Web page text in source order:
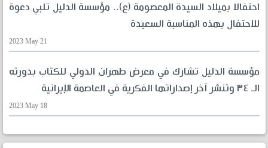
احتفالا بميلاد السيدة المعصومة (ع).. مؤسسة الدليل تلبي دعوة
للاحتفال بهذه المناسبة السعيدة
2023 May 21
مؤسسة الدليل تشارك في معرض طهران الدولي للكتاب بدورته
الـ ٣٤ وتنشر آخر إصداراتها الفكرية في العاصمة الإيرانية
2023 May 18